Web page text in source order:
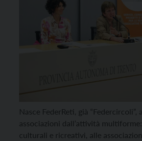
Nasce FederReti, già “Federcircoli”,
associazioni dall’attività multiforme:
culturali e ricreativi, alle